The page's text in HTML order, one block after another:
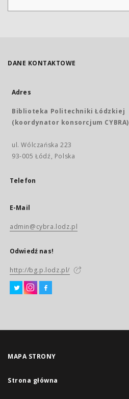
DANE KONTAKTOWE
Adres
Biblioteka Politechniki Łódzkiej
(koordynator konsorcjum CYBRA)
ul. Wólczańska 223
93-005 Łódź, Polska
Telefon
E-Mail
admin@cybra.lodz.pl
Odwiedź nas!
http://bg.p.lodz.pl/
MAPA STRONY
Strona główna